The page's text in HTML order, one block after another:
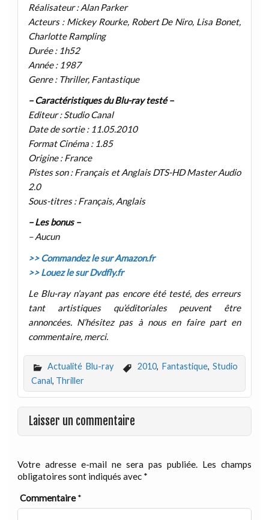
Réalisateur : Alan Parker
Acteurs : Mickey Rourke, Robert De Niro, Lisa Bonet,
Charlotte Rampling
Durée : 1h52
Année : 1987
Genre : Thriller, Fantastique
– Caractéristiques du Blu-ray testé –
Editeur : Studio Canal
Date de sortie : 11.05.2010
Format Cinéma : 1.85
Origine : France
Pistes son : Français et Anglais DTS-HD Master Audio
2.0
Sous-titres : Français, Anglais
– Les bonus –
– Aucun
>> Commandez le sur Amazon.fr
>> Louez le sur Dvdfly.fr
Le Blu-ray n’ayant pas encore été testé, des erreurs
tant artistiques qu’éditoriales peuvent être
annoncées. N’hésitez pas à nous en faire part en
commentaire, merci.
Actualité Blu-ray 2010, Fantastique,Studio
Canal, Thriller
Laisser un commentaire
Votre adresse e-mail ne sera pas publiée. Les champs
obligatoires sont indiqués avec *
Commentaire*